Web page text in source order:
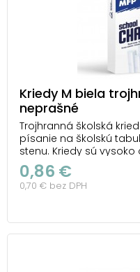
Kriedy M biela
neprašné
Trojhranná školská
písanie na školskú
stenu. Kriedy sú
zabezpečujú hladké
sú uložené v
Uvedená cena je za 1
0,86 €
0,70 € bez DPH